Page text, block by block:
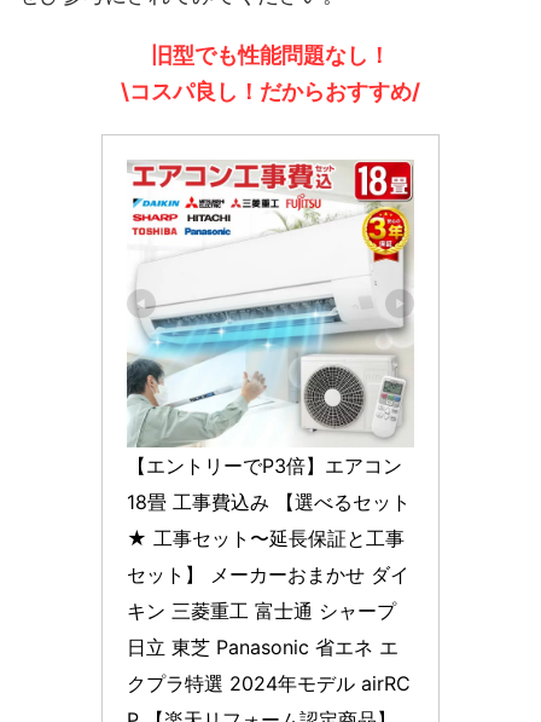
旧型でも性能問題なし！
\コスパ良し！だからおすすめ/
【エントリーでP3倍】エアコン
18畳 工事費込み 【選べるセット
★ 工事セット〜延長保証と工事
セット】 メーカーおまかせ ダイ
キン 三菱重工 富士通 シャープ
日立 東芝 Panasonic 省エネ エ
クプラ特選 2024年モデル airRC